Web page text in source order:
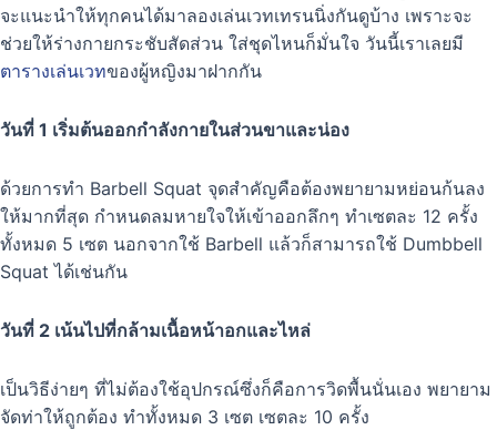
จะแนะนำให้ทุกคนได้มาลองเล่นเวทเทรนนิ่งกันดูบ้าง เพราะจะ
ช่วยให้ร่างกายกระชับสัดส่วน ใส่ชุดไหนก็มั่นใจ วันนี้เราเลยมี
ตารางเล่นเวทของผู้หญิงมาฝากกัน
วันที่ 1 เริ่มต้นออกกำลังกายในส่วนขาและน่อง
ด้วยการทำ Barbell Squat จุดสำคัญคือต้องพยายามหย่อนก้นลง
ให้มากที่สุด กำหนดลมหายใจให้เข้าออกลึกๆ ทำเซตละ 12 ครั้ง
ทั้งหมด 5 เซต นอกจากใช้ Barbell แล้วก็สามารถใช้ Dumbbell
Squat ได้เช่นกัน
วันที่ 2 เน้นไปที่กล้ามเนื้อหน้าอกและไหล่
เป็นวิธีง่ายๆ ที่ไม่ต้องใช้อุปกรณ์ซึ่งก็คือการวิดพื้นนั่นเอง พยายาม
จัดท่าให้ถูกต้อง ทำทั้งหมด 3 เซต เซตละ 10 ครั้ง